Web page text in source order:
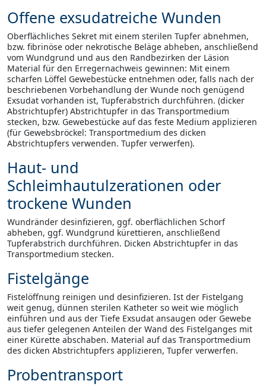
Offene exsudatreiche Wunden
Oberflächliches Sekret mit einem sterilen Tupfer abnehmen,
bzw. fibrinöse oder nekrotische Beläge abheben, anschließend
vom Wundgrund und aus den Randbezirken der Läsion
Material für den Erregernachweis gewinnen: Mit einem
scharfen Löffel Gewebestücke entnehmen oder, falls nach der
beschriebenen Vorbehandlung der Wunde noch genügend
Exsudat vorhanden ist, Tupferabstrich durchführen. (dicker
Abstrichtupfer) Abstrichtupfer in das Transportmedium
stecken, bzw. Gewebestücke auf das feste Medium applizieren
(für Gewebsbröckel: Transportmedium des dicken
Abstrichtupfers verwenden. Tupfer verwerfen).
Haut- und
Schleimhautulzerationen oder
trockene Wunden
Wundränder desinfizieren, ggf. oberflächlichen Schorf
abheben, ggf. Wundgrund kürettieren, anschließend
Tupferabstrich durchführen. Dicken Abstrichtupfer in das
Transportmedium stecken.
Fistelgänge
Fistelöffnung reinigen und desinfizieren. Ist der Fistelgang
weit genug, dünnen sterilen Katheter so weit wie möglich
einführen und aus der Tiefe Exsudat ansaugen oder Gewebe
aus tiefer gelegenen Anteilen der Wand des Fistelganges mit
einer Kürette abschaben. Material auf das Transportmedium
des dicken Abstrichtupfers applizieren, Tupfer verwerfen.
Probentransport